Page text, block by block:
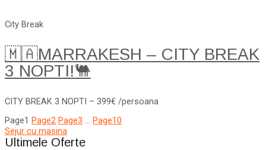
City Break
🇲🇦MARRAKESH – CITY BREAK
3 NOPTI!🐫
CITY BREAK 3 NOPTI – 399€ /persoana
Page1 Page2 Page3 … Page10
Sejur cu masina
Ultimele Oferte